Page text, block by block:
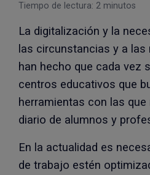
Tiempo de lectura: 2 minutos
La digitalización y la
las circunstancias y a
han hecho que cada vez
centros educativos que
herramientas con las
diario de alumnos y
En la actualidad es
de trabajo estén